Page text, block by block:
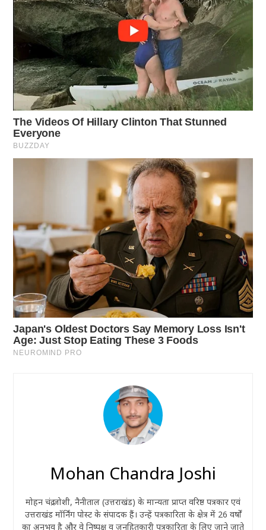
Mohan Chandra Joshi
मोहन चंद्र जोशी, नैनीताल (उत्तराखंड) के मान्यता प्राप्त वरिष्ठ पत्रकार एवं
उत्तराखंड मॉर्निंग पोस्ट के संपादक हैं। उन्हें पत्रकारिता के क्षेत्र में 26 वर्षों
का अनुभव है और वे निष्पक्ष व जनहितकारी पत्रकारिता के लिए जाने जाते